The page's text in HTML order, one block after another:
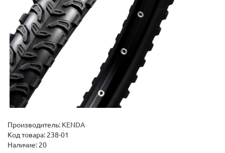
Производитель: KENDA
Код товара: 238-01
Наличие: 20